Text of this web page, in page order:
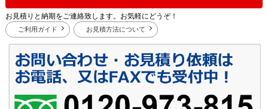
お見積りと納期をご連絡致します。お気軽にどうぞ！
ご利用ガイド お見積方法について